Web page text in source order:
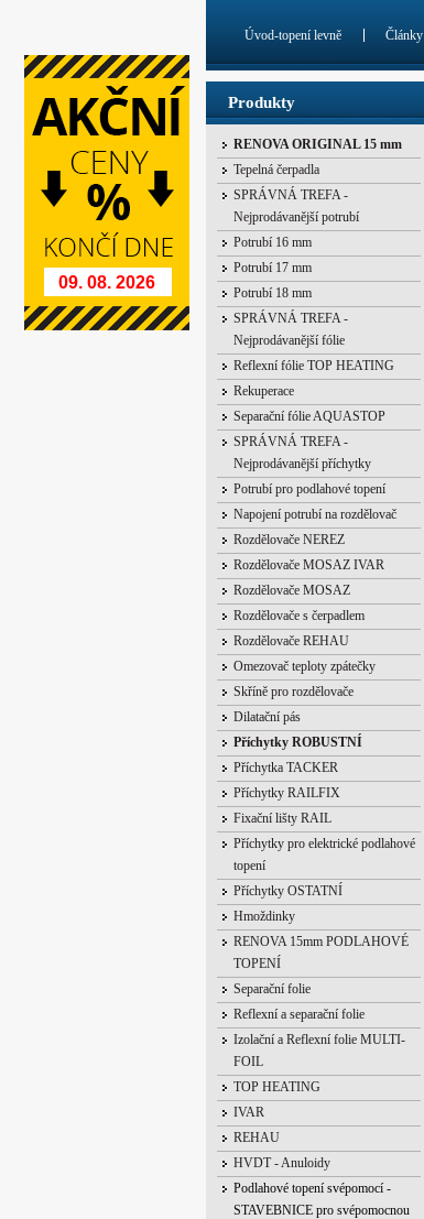
Produkty
RENOVA ORIGINAL 15 mm
Tepelná čerpadla
SPRÁVNÁ TREFA -
Nejprodávanější potrubí
Potrubí 16 mm
Potrubí 17 mm
Potrubí 18 mm
SPRÁVNÁ TREFA -
Nejprodávanější fólie
Reflexní fólie TOP HEATING
Rekuperace
Separační fólie AQUASTOP
SPRÁVNÁ TREFA -
Nejprodávanější příchytky
Potrubí pro podlahové topení
Napojení potrubí na rozdělovač
Rozdělovače NEREZ
Rozdělovače MOSAZ IVAR
Rozdělovače MOSAZ
Rozdělovače s čerpadlem
Rozdělovače REHAU
Omezovač teploty zpátečky
Skříně pro rozdělovače
Dilatační pás
Příchytky ROBUSTNÍ
Příchytka TACKER
Příchytky RAILFIX
Fixační lišty RAIL
Příchytky pro elektrické podlahové
topení
Příchytky OSTATNÍ
Hmoždinky
RENOVA 15mm PODLAHOVÉ
TOPENÍ
Separační folie
Reflexní a separační folie
Izolační a Reflexní folie MULTI-
FOIL
TOP HEATING
IVAR
REHAU
HVDT - Anuloidy
Podlahové topení svépomocí -
STAVEBNICE pro svépomocnou
Úvod-topení levně Články
09. 08. 2026